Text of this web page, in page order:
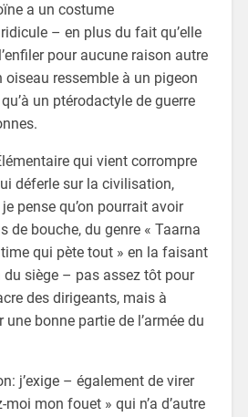
a un costume
– en plus du fait qu’elle
pour aucune raison autre
ressemble à un pigeon
un ptérodactyle de guerre
qui vient corrompre
déferle sur la civilisation,
pense qu’on pourrait avoir
de bouche, du genre « Taarna
qui pète tout » en la faisant
siège – pas assez tôt pour
des dirigeants, mais à
bonne partie de l’armée du
j’exige – également de virer
mon fouet » qui n’a d’autre